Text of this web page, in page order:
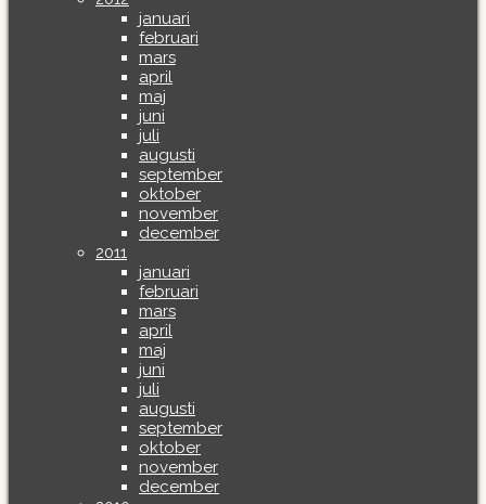
januari
februari
mars
april
maj
juni
juli
augusti
september
oktober
november
december
2011
januari
februari
mars
april
maj
juni
juli
augusti
september
oktober
november
december